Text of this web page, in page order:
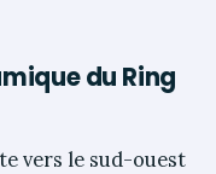
du Ring
vers le sud-ouest